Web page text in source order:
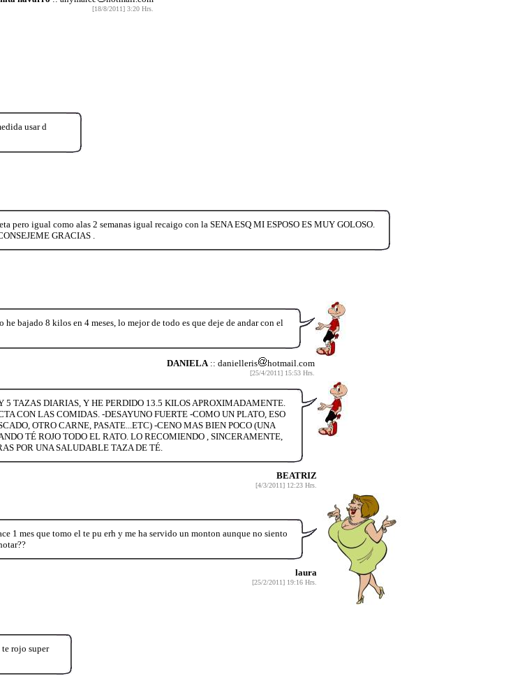
[18/8/2011] 3:20 Hrs.
usar d
pero igual como alas 2 semanas igual recaigo con la SENA ESQ MI ESPOSO ES MUY GOLOSO.
GRACIAS .
bajado 8 kilos en 4 meses, lo mejor de todo es que deje de andar con el
DANIELA:: danielleris hotmail.com
[25/4/2011] 15:53 Hrs.
TAZAS DIARIAS, Y HE PERDIDO 13.5 KILOS APROXIMADAMENTE.
CON LAS COMIDAS. -DESAYUNO FUERTE -COMO UN PLATO, ESO
OTRO CARNE, PASATE...ETC) -CENO MAS BIEN POCO (UNA
TÉ ROJO TODO EL RATO. LO RECOMIENDO , SINCERAMENTE,
POR UNA SALUDABLE TAZA DE TÉ.
BEATRIZ
[4/3/2011] 12:23 Hrs.
1 mes que tomo el te pu erh y me ha servido un monton aunque no siento
laura
[25/2/2011] 19:16 Hrs.
rojo super